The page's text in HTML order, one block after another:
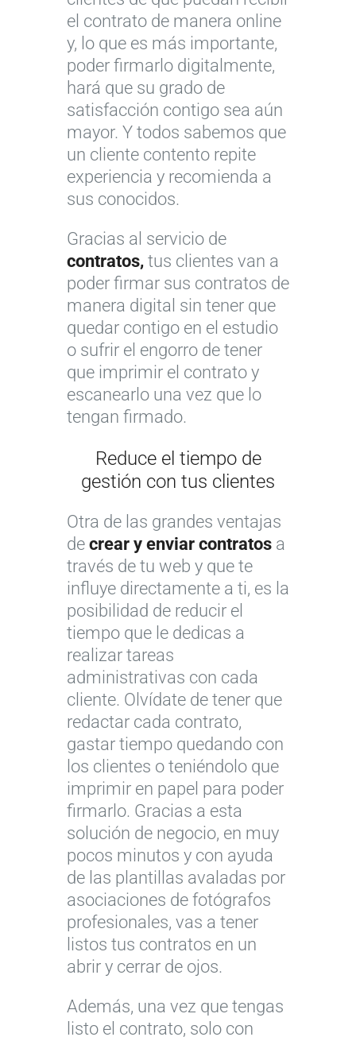
el contrato de manera online
y, lo que es más importante,
poder firmarlo digitalmente,
hará que su grado de
satisfacción contigo sea aún
mayor. Y todos sabemos que
un cliente contento repite
experiencia y recomienda a
sus conocidos.
Gracias al servicio de
contratos, tus clientes van a
poder firmar sus contratos de
manera digital sin tener que
quedar contigo en el estudio
o sufrir el engorro de tener
que imprimir el contrato y
escanearlo una vez que lo
tengan firmado.
Reduce el tiempo de
gestión con tus clientes
Otra de las grandes ventajas
de crear y enviar contratos a
través de tu web y que te
influye directamente a ti, es la
posibilidad de reducir el
tiempo que le dedicas a
realizar tareas
administrativas con cada
cliente. Olvídate de tener que
redactar cada contrato,
gastar tiempo quedando con
los clientes o teniéndolo que
imprimir en papel para poder
firmarlo. Gracias a esta
solución de negocio, en muy
pocos minutos y con ayuda
de las plantillas avaladas por
asociaciones de fotógrafos
profesionales, vas a tener
listos tus contratos en un
abrir y cerrar de ojos.
Además, una vez que tengas
listo el contrato, solo con